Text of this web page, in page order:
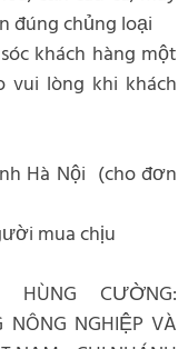
đúng chủng loại
khách hàng một
vui lòng khi khách
Hà Nội (cho đơn
mua chịu
CƯỜNG:
NÔNG NGHIỆP VÀ